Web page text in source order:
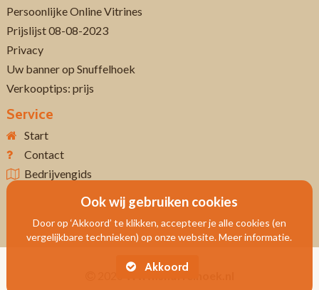
Persoonlijke Online Vitrines
Prijslijst 08-08-2023
Privacy
Uw banner op Snuffelhoek
Verkooptips: prijs
Service
Start
Contact
Bedrijvengids
Www.snuffelhoek.nl
Ook wij gebruiken cookies
Door op ‘Akkoord’ te klikken, accepteer je alle cookies (en
vergelijkbare technieken) op onze website. Meer informatie.
Akkoord